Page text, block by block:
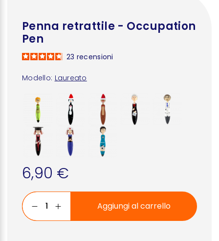
Penna retrattile - Occupation
Pen
Modello: Laureato
23 recensioni
6,90 €
Aggiungi al carrello